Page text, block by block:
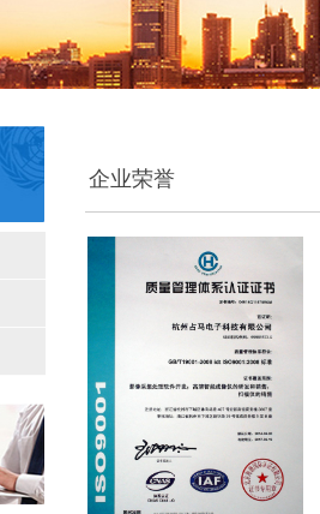
企业荣誉